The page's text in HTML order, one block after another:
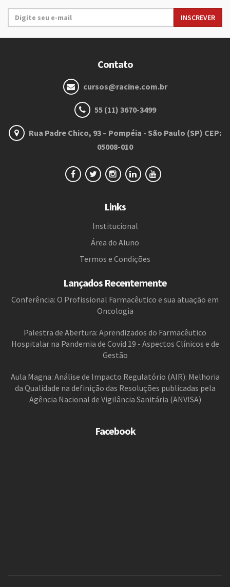
Contato
cursos@racine.com.br
55 (11) 3670-3499
Rua Padre Chico, 93 – Pompéia - São Paulo (SP) CEP:
05008-010
Links
Institucional
Área do Aluno
Termos e Condições
Lançados Recentemente
Conferência: O Profissional Farmacêutico e sua atuação em
Oncologia
Palestra de Abertura: Aprendizados do Farmacêutico
Hospitalar na Pandemia de Covid 19 - Aspectos Clínicos e de
Gestão
Aula Magna: Análise de Impacto Regulatório (AIR): Melhoria
da Qualidade na definição das Resoluções publicadas pela
Agência Nacional de Vigilância Sanitária (ANVISA)
Facebook